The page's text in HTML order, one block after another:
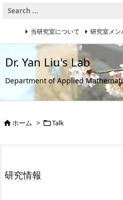
Dr. Yan Liu's Lab
Department of Applied
当研究室について 研究室メン
ホーム > Talk
研究情報